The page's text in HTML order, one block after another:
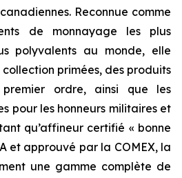
Reconnue comme
de monnayage les plus
polyvalents au monde, elle
primées, des produits
premier ordre, ainsi que les
pour les honneurs militaires et
qu’affineur certifié « bonne
et approuvé par la COMEX, la
une gamme complète de